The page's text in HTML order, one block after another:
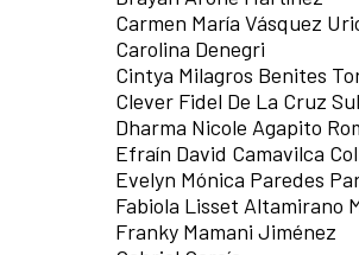
Carmen María Vásquez
Carolina Denegri
Cintya Milagros Benites
Clever Fidel De La Cruz
Dharma Nicole Agapito
Efraín David Camavilca
Evelyn Mónica Paredes
Fabiola Lisset Altamirano
Franky Mamani Jiménez